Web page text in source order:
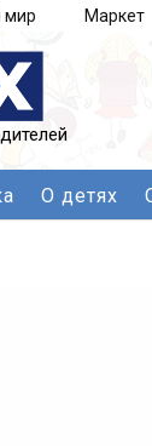
мир Маркет
О детях